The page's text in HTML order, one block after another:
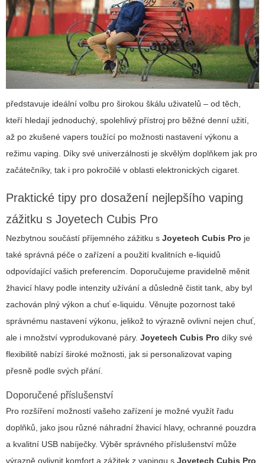
představuje ideální volbu pro širokou škálu uživatelů – od těch,
kteří hledají jednoduchý, spolehlivý přístroj pro běžné denní užití,
až po zkušené vapers toužící po možnosti nastavení výkonu a
režimu vaping. Díky své univerzálnosti je skvělým doplňkem jak pro
začátečníky, tak i pro pokročilé v oblasti elektronických cigaret.
Praktické tipy pro dosažení nejlepšího vaping
zážitku s Joyetech Cubis Pro
Nezbytnou součástí příjemného zážitku s Joyetech Cubis Pro je
také správná péče o zařízení a použití kvalitních e-liquidů
odpovídající vašich preferencím. Doporučujeme pravidelně měnit
žhavicí hlavy podle intenzity užívání a důsledně čistit tank, aby byl
zachován plný výkon a chuť e-liquidu. Věnujte pozornost také
správnému nastavení výkonu, jelikož to výrazně ovlivní nejen chuť,
ale i množství vyprodukované páry. Joyetech Cubis Pro díky své
flexibilitě nabízí široké možnosti, jak si personalizovat vaping
přesně podle svých přání.
Doporučené příslušenství
Pro rozšíření možností vašeho zařízení je možné využít řadu
doplňků, jako jsou různé náhradní žhavicí hlavy, ochranné pouzdra
a kvalitní USB nabíječky. Výběr správného příslušenství může
výrazně ovlivnit komfort a zážitek z vapingu s Joyetech Cubis Pro